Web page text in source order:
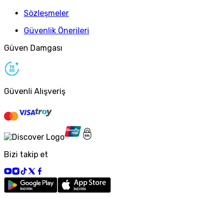
Sözleşmeler
Güvenlik Önerileri
Güven Damgası
Güvenli Alışveriş
Bizi takip et